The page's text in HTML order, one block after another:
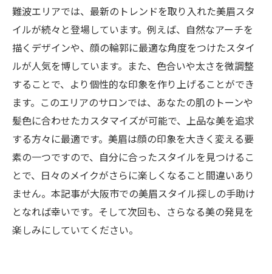
難波エリアでは、最新のトレンドを取り入れた美眉スタ
イルが続々と登場しています。例えば、自然なアーチを
描くデザインや、顔の輪郭に最適な角度をつけたスタイ
ルが人気を博しています。また、色合いや太さを微調整
することで、より個性的な印象を作り上げることができ
ます。このエリアのサロンでは、あなたの肌のトーンや
髪色に合わせたカスタマイズが可能で、上品な美を追求
する方々に最適です。美眉は顔の印象を大きく変える要
素の一つですので、自分に合ったスタイルを見つけるこ
とで、日々のメイクがさらに楽しくなること間違いあり
ません。本記事が大阪市での美眉スタイル探しの手助け
となれば幸いです。そして次回も、さらなる美の発見を
楽しみにしていてください。